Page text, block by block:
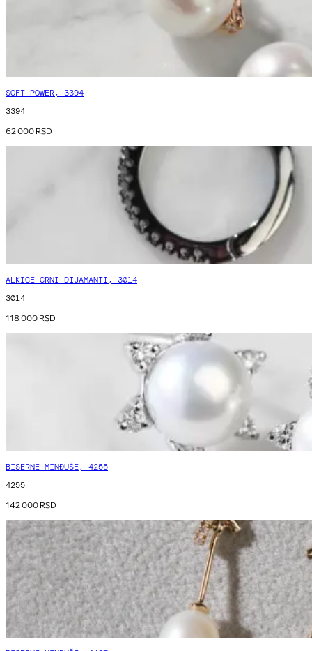
SOFT POWER, 3394
3394
62 000RSD
ALKICE CRNI DIJAMANTI, 3014
3014
118 000RSD
BISERNE MINĐUŠE, 4255
4255
142 000RSD